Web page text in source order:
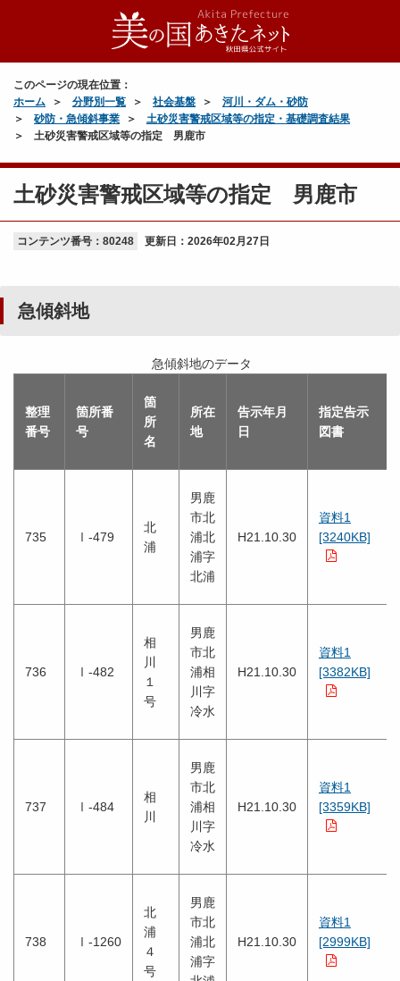
このページの現在位置：
ホーム
分野別一覧 社会基盤
河川・ダム・砂防
砂防・急傾斜事業
土砂災害警戒区域等の指定・基礎調査結果
土砂災害警戒区域等の指定 男鹿市
土砂災害警戒区域等の指定 男鹿市
コンテンツ番号：80248 更新日： 2026年02月27日
急傾斜地
急傾斜地のデータ
整理
番号
箇所番
号
箇
所
名
所在
地
告示年月
日
指定告示
図書
735 Ⅰ-479
北
浦
男鹿
市北
浦北
浦字
北浦
H21.10.30
資料1
[3240KB]
736 Ⅰ-482
相
川
１
号
男鹿
市北
浦相
川字
冷水
H21.10.30
資料1
[3382KB]
737 Ⅰ-484
相
川
男鹿
市北
浦相
川字
冷水
H21.10.30
資料1
[3359KB]
738 Ⅰ-1260
北
浦
４
号
男鹿
市北
浦北
浦字
H21.10.30
資料1
[2999KB]